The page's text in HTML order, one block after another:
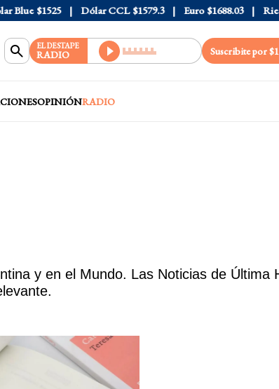
$1525 Dólar CCL $1579.3 Euro $1688.03 Riesgo
EL DESTAPE
RADIO Suscribite por
OPINIÓNRADIO
y en el Mundo. Las Noticias de Última